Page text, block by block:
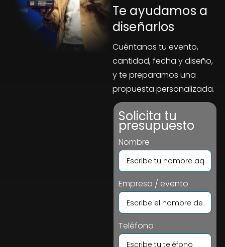
Te ayudamos a
diseñarlos
Cuéntanos tu evento,
cantidad, fecha y diseño,
y te preparamos una
propuesta personalizada.
Solicita tu
presupuesto
Nombre
Empresa / evento
Teléfono